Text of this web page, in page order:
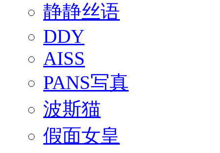
静静丝语
DDY
AISS
PANS写真
波斯猫
假面女皇